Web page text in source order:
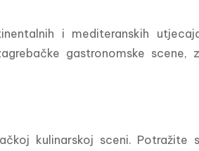
i mediteranskih
gastronomske scene,
kulinarskoj sceni. Potražite